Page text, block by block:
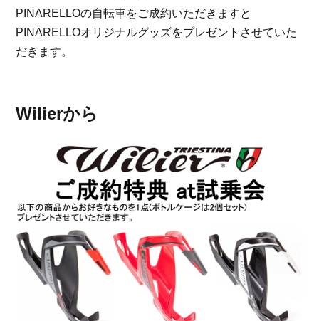
PINARELLOの自転車をご成約いただきますと
PINARELLOオリジナルグッズをプレゼントさせていた
だきます。
Wilierから